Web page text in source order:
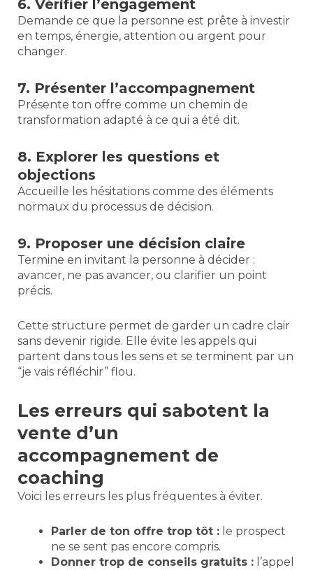
6. Vérifier l’engagement
Demande ce que la personne est prête à investir
en temps, énergie, attention ou argent pour
changer.
7. Présenter l’accompagnement
Présente ton offre comme un chemin de
transformation adapté à ce qui a été dit.
8. Explorer les questions et
objections
Accueille les hésitations comme des éléments
normaux du processus de décision.
9. Proposer une décision claire
Termine en invitant la personne à décider :
avancer, ne pas avancer, ou clarifier un point
précis.
Cette structure permet de garder un cadre clair
sans devenir rigide. Elle évite les appels qui
partent dans tous les sens et se terminent par un
“je vais réfléchir” flou.
Les erreurs qui sabotent la
vente d’un
accompagnement de
coaching
Voici les erreurs les plus fréquentes à éviter.
Parler de ton offre trop tôt : le prospect
ne se sent pas encore compris.
Donner trop de conseils gratuits : l’appel